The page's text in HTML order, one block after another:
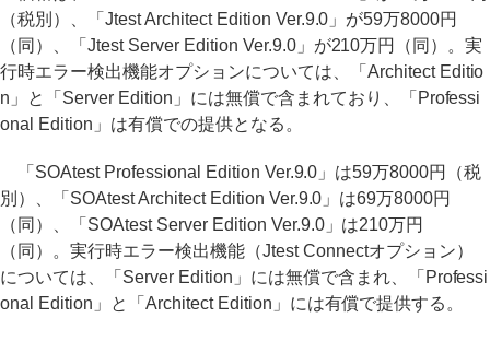
（税別）、「Jtest Architect Edition Ver.9.0」が59万8000円
（同）、「Jtest Server Edition Ver.9.0」が210万円（同）。実
行時エラー検出機能オプションについては、「Architect Editio
n」と「Server Edition」には無償で含まれており、「Professi
onal Edition」は有償での提供となる。
「SOAtest Professional Edition Ver.9.0」は59万8000円（税
別）、「SOAtest Architect Edition Ver.9.0」は69万8000円
（同）、「SOAtest Server Edition Ver.9.0」は210万円
（同）。実行時エラー検出機能（Jtest Connectオプション）
については、「Server Edition」には無償で含まれ、「Professi
onal Edition」と「Architect Edition」には有償で提供する。